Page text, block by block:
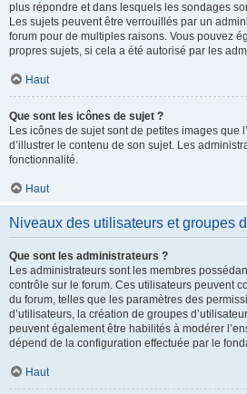
plus répondre et dans lesquels les sondages
Les sujets peuvent être verrouillés par un
forum pour de multiples raisons. Vous pouvez
propres sujets, si cela a été autorisé par les
Haut
Que sont les icônes de sujet ?
Les icônes de sujet sont de petites images que
d’illustrer le contenu de son sujet. Les
fonctionnalité.
Haut
Niveaux des utilisateurs et groupes
Que sont les administrateurs ?
Les administrateurs sont les membres
contrôle sur le forum. Ces utilisateurs peuvent
du forum, telles que les paramètres des
d’utilisateurs, la création de groupes
peuvent également être habilités à modérer
dépend de la configuration effectuée par le
Haut